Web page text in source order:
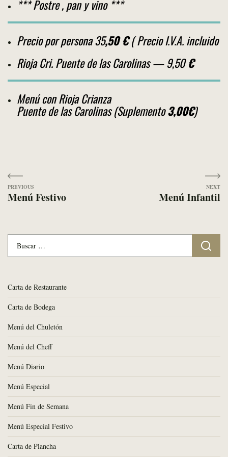
*** Postre , pan y vino ***
Precio por persona 35,50 €( Precio I.V.A. incluido
Rioja Cri. Puente de las Carolinas — 9,50€
Menú con Rioja Crianza
Puente de las Carolinas (Suplemento3,00€)
Navegación
de
Menú Festivo Menú Infantil
Carta de Restaurante
Carta de Bodega
Menú del Chuletón
Menú del Cheff
Menú Diario
Menú Especial
Menú Fin de Semana
Menú Especial Festivo
Carta de Plancha